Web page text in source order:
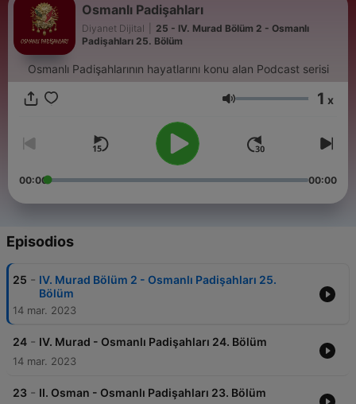
Osmanlı Padişahları
Diyanet Dijital
25 - IV. Murad Bölüm 2 - Osmanlı
Padişahları 25. Bölüm
Osmanlı Padişahlarının hayatlarını konu alan Podcast serisi
Volumen 1 x
00:00 00:00
Episodios
25 - IV. Murad Bölüm 2 - Osmanlı Padişahları 25.
Bölüm
14 mar. 2023
24 - IV. Murad - Osmanlı Padişahları 24. Bölüm
14 mar. 2023
23 - II. Osman - Osmanlı Padişahları 23. Bölüm